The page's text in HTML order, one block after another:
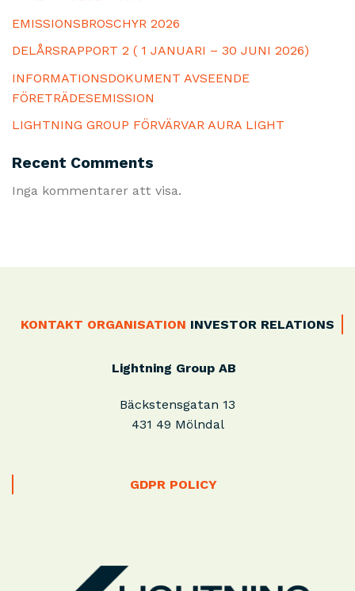
EMISSIONSBROSCHYR 2026
DELÅRSRAPPORT 2 ( 1 JANUARI – 30 JUNI 2026)
INFORMATIONSDOKUMENT AVSEENDE
FÖRETRÄDESEMISSION
LIGHTNING GROUP FÖRVÄRVAR AURA LIGHT
Recent Comments
Inga kommentarer att visa.
KONTAKT ORGANISATION INVESTOR RELATIONS
Lightning Group AB
Bäckstensgatan 13
431 49 Mölndal
GDPR POLICY